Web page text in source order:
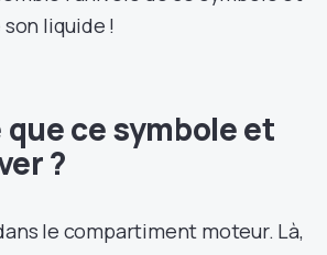
liquide !
que ce symbole et
?
le compartiment moteur. Là,